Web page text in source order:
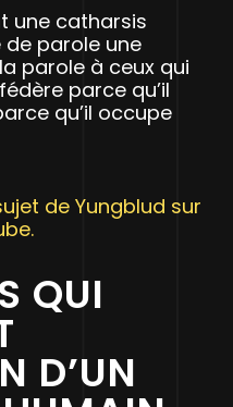
une catharsis
parole une
parole à ceux qui
fédère parce qu’il
qu’il occupe
de Yungblud sur
QUI
D’UN